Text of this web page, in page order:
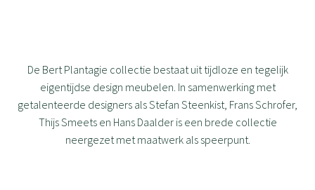
De Bert Plantagie collectie bestaat uit tijdloze en tegelijk
eigentijdse design meubelen. In samenwerking met
getalenteerde designers als Stefan Steenkist, Frans Schrofer,
Thijs Smeets en Hans Daalder is een brede collectie
neergezet met maatwerk als speerpunt.